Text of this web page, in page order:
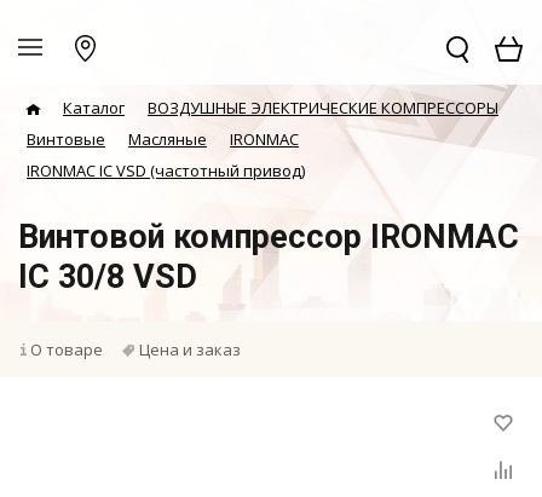
Каталог
ВОЗДУШНЫЕ ЭЛЕКТРИЧЕСКИЕ КОМПРЕССОРЫ
Винтовые
Масляные
IRONMAC
IRONMAC IC VSD (частотный привод)
Винтовой компрессор IRONMAC
IC 30/8 VSD
О товаре Цена и заказ